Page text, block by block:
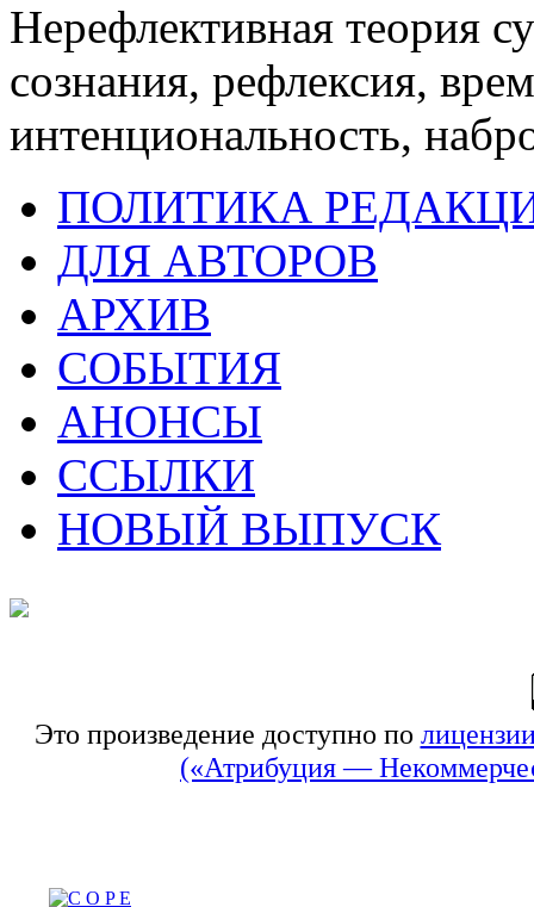
Нерефлективная теория
сознания, рефлексия,
интенциональность,
ПОЛИТИКА
ДЛЯ АВТОРОВ
АРХИВ
СОБЫТИЯ
АНОНСЫ
ССЫЛКИ
НОВЫЙ ВЫПУСК
Это произведение доступно по
(«Атрибуция —